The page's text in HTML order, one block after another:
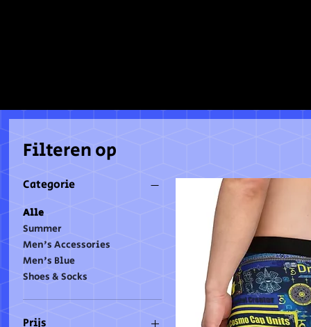
Filteren op
Categorie
Alle
Summer
Men's Accessories
Men's Blue
Shoes & Socks
Prijs